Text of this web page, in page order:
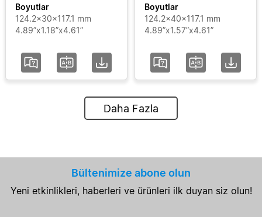
Boyutlar
124.2x30x117.1 mm
4.89”x1.18”x4.61”
Boyutlar
124.2x40x117.1 mm
4.89”x1.57”x4.61”
Daha Fazla
Bültenimize abone olun
Yeni etkinlikleri, haberleri ve ürünleri ilk duyan siz olun!